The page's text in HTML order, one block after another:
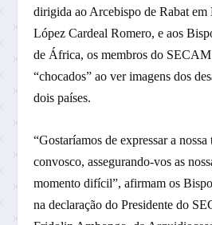
dirigida ao Arcebispo de Rabat
López Cardeal Romero, e aos
de África, os membros do
“chocados” ao ver imagens dos
dois países.
“Gostaríamos de expressar a
convosco, assegurando-vos as
momento difícil”, afirmam os
na declaração do Presidente do